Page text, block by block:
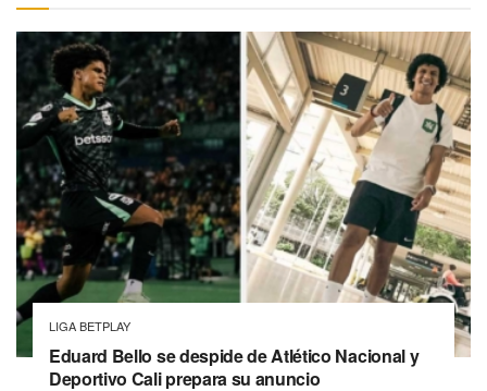
LIGA BETPLAY
Eduard Bello se despide de Atlético Nacional y
Deportivo Cali prepara su anuncio